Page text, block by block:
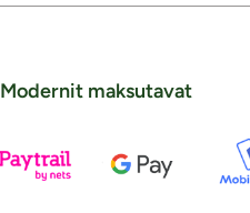
Modernit maksutavat